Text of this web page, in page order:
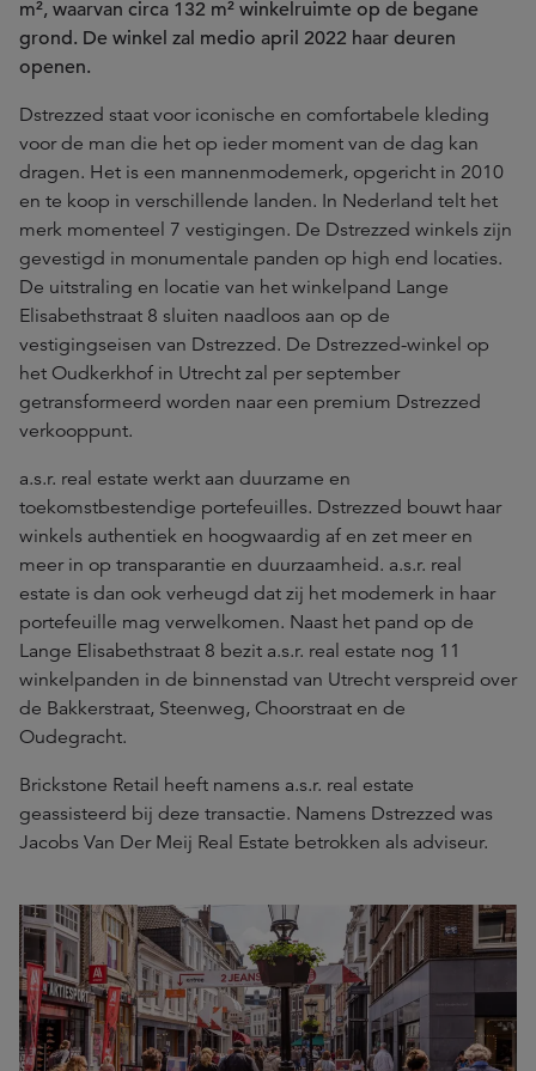
m², waarvan circa 132 m² winkelruimte op de begane
grond. De winkel zal medio april 2022 haar deuren
openen.
Dstrezzed staat voor iconische en comfortabele kleding
voor de man die het op ieder moment van de dag kan
dragen. Het is een mannenmodemerk, opgericht in 2010
en te koop in verschillende landen. In Nederland telt het
merk momenteel 7 vestigingen. De Dstrezzed winkels zijn
gevestigd in monumentale panden op high end locaties.
De uitstraling en locatie van het winkelpand Lange
Elisabethstraat 8 sluiten naadloos aan op de
vestigingseisen van Dstrezzed. De Dstrezzed-winkel op
het Oudkerkhof in Utrecht zal per september
getransformeerd worden naar een premium Dstrezzed
verkooppunt.
a.s.r. real estate werkt aan duurzame en
toekomstbestendige portefeuilles. Dstrezzed bouwt haar
winkels authentiek en hoogwaardig af en zet meer en
meer in op transparantie en duurzaamheid. a.s.r. real
estate is dan ook verheugd dat zij het modemerk in haar
portefeuille mag verwelkomen. Naast het pand op de
Lange Elisabethstraat 8 bezit a.s.r. real estate nog 11
winkelpanden in de binnenstad van Utrecht verspreid over
de Bakkerstraat, Steenweg, Choorstraat en de
Oudegracht.
Brickstone Retail heeft namens a.s.r. real estate
geassisteerd bij deze transactie. Namens Dstrezzed was
Jacobs Van Der Meij Real Estate betrokken als adviseur.